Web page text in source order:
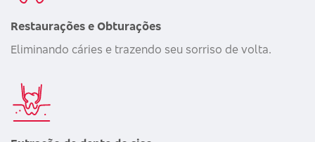
Restaurações e Obturações
Eliminando cáries e trazendo seu sorriso de volta.